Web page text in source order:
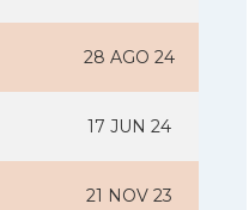
28 AGO 24
17 JUN 24
21 NOV 23